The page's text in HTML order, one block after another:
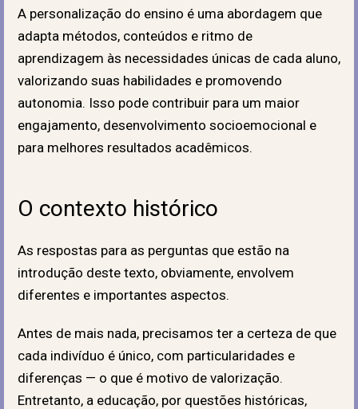
A personalização do ensino é uma abordagem que
adapta métodos, conteúdos e ritmo de
aprendizagem às necessidades únicas de cada aluno,
valorizando suas habilidades e promovendo
autonomia. Isso pode contribuir para um maior
engajamento, desenvolvimento socioemocional e
para melhores resultados acadêmicos.
O contexto histórico
As respostas para as perguntas que estão na
introdução deste texto, obviamente, envolvem
diferentes e importantes aspectos.
Antes de mais nada, precisamos ter a certeza de que
cada indivíduo é único, com particularidades e
diferenças — o que é motivo de valorização.
Entretanto, a educação, por questões históricas,